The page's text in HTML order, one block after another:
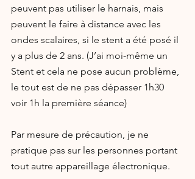
peuvent pas utiliser le harnais, mais
peuvent le faire à distance avec les
ondes scalaires, si le stent a été posé il
y a plus de 2 ans. (J’ai moi-même un
Stent et cela ne pose aucun problème,
le tout est de ne pas dépasser 1h30
voir 1h la première séance)
Par mesure de précaution, je ne
pratique pas sur les personnes portant
tout autre appareillage électronique.